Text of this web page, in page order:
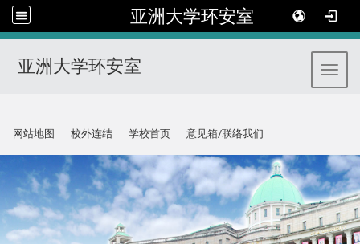
亚洲大学环安室
亚洲大学环安室
网站地图
校外连结 学校首页 意见箱/联络我们